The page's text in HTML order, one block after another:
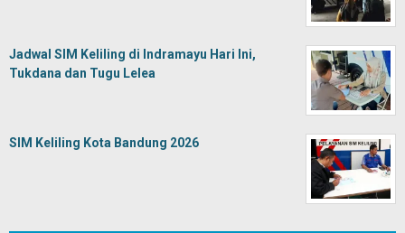
Jadwal SIM Keliling di Indramayu Hari Ini,
Tukdana dan Tugu Lelea
SIM Keliling Kota Bandung 2026